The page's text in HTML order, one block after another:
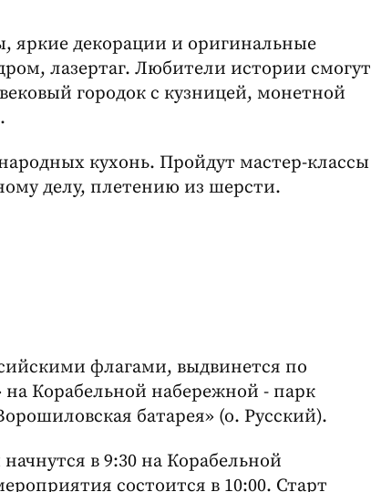
яркие декорации и оригинальные
лазертаг. Любители истории смогут
городок с кузницей, монетной
кухонь. Пройдут мастер-классы
делу, плетению из шерсти.
флагами, выдвинется по
Корабельной набережной - парк
батарея» (о. Русский).
в 9:30 на Корабельной
состоится в 10:00. Старт